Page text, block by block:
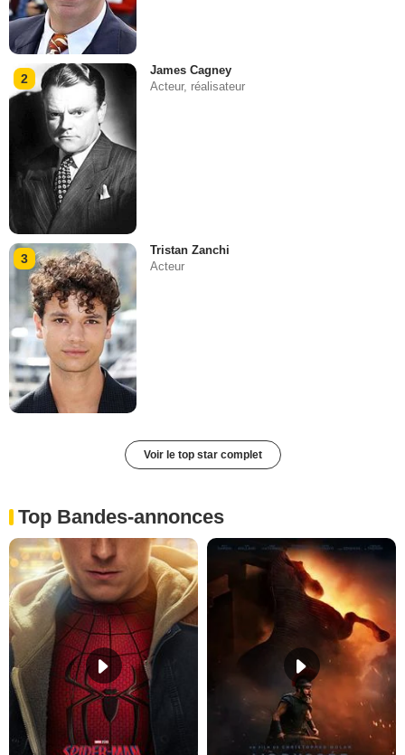
2
James Cagney
Acteur, réalisateur
3
Tristan Zanchi
Acteur
Voir le top star complet
Top Bandes-annonces